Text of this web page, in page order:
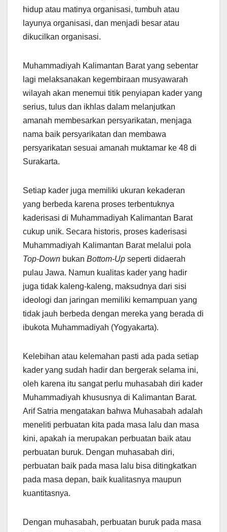
hidup atau matinya organisasi, tumbuh atau
layunya organisasi, dan menjadi besar atau
dikucilkan organisasi.
Muhammadiyah Kalimantan Barat yang sebentar
lagi melaksanakan kegembiraan musyawarah
wilayah akan menemui titik penyiapan kader yang
serius, tulus dan ikhlas dalam melanjutkan
amanah membesarkan persyarikatan, menjaga
nama baik persyarikatan dan membawa
persyarikatan sesuai amanah muktamar ke 48 di
Surakarta.
Setiap kader juga memiliki ukuran kekaderan
yang berbeda karena proses terbentuknya
kaderisasi di Muhammadiyah Kalimantan Barat
cukup unik. Secara historis, proses kaderisasi
Muhammadiyah Kalimantan Barat melalui pola
Top-Down bukan Bottom-Up seperti didaerah
pulau Jawa. Namun kualitas kader yang hadir
juga tidak kaleng-kaleng, maksudnya dari sisi
ideologi dan jaringan memiliki kemampuan yang
tidak jauh berbeda dengan mereka yang berada di
ibukota Muhammadiyah (Yogyakarta).
Kelebihan atau kelemahan pasti ada pada setiap
kader yang sudah hadir dan bergerak selama ini,
oleh karena itu sangat perlu muhasabah diri kader
Muhammadiyah khususnya di Kalimantan Barat.
Arif Satria mengatakan bahwa Muhasabah adalah
meneliti perbuatan kita pada masa lalu dan masa
kini, apakah ia merupakan perbuatan baik atau
perbuatan buruk. Dengan muhasabah diri,
perbuatan baik pada masa lalu bisa ditingkatkan
pada masa depan, baik kualitasnya maupun
kuantitasnya.
Dengan muhasabah, perbuatan buruk pada masa